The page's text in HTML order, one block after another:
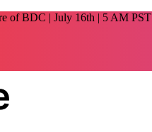
of BDC | July 16th | 5 AM PST